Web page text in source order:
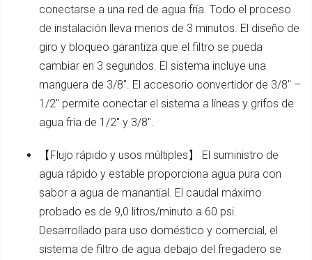
conectarse a una red de agua fría. Todo el proceso
de instalación lleva menos de 3 minutos. El diseño de
giro y bloqueo garantiza que el filtro se pueda
cambiar en 3 segundos. El sistema incluye una
manguera de 3/8". El accesorio convertidor de 3/8" –
1/2" permite conectar el sistema a líneas y grifos de
agua fría de 1/2" y 3/8".
【Flujo rápido y usos múltiples】 El suministro de
agua rápido y estable proporciona agua pura con
sabor a agua de manantial. El caudal máximo
probado es de 9,0 litros/minuto a 60 psi.
Desarrollado para uso doméstico y comercial, el
sistema de filtro de agua debajo del fregadero se